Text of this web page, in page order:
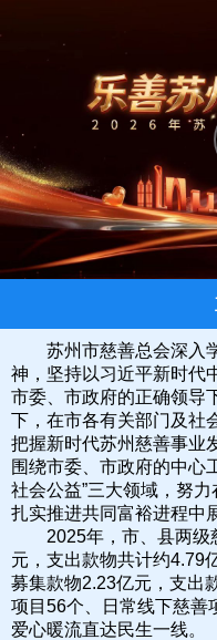
modal
苏州市慈善总会深入学
神，坚持以习近平新时代
市委、市政府的正确领导
下，在市各有关部门及社
把握新时代苏州慈善事业
围绕市委、市政府的中心
社会公益”三大领域，努
扎实推进共同富裕进程中
2025年，市、县两
元，支出款物共计约4.79
募集款物2.23亿元，支出
项目56个、日常线下慈善
爱心暖流直达民生一线。